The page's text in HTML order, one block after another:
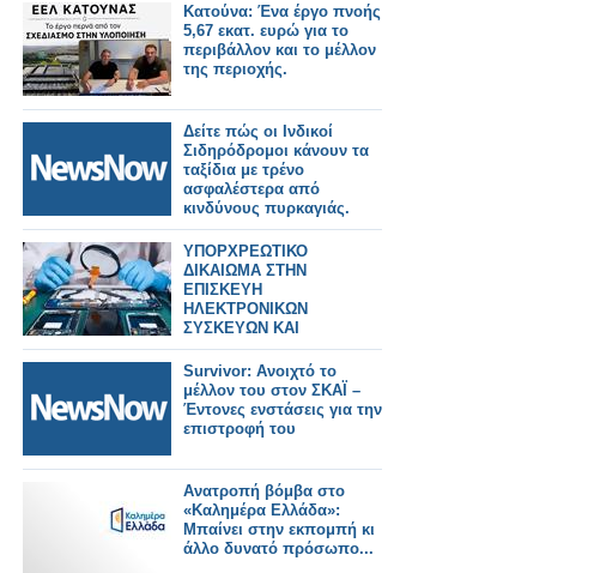
Κατούνα: Ένα έργο πνοής
5,67 εκατ. ευρώ για το
περιβάλλον και το μέλλον
της περιοχής.
Δείτε πώς οι Ινδικοί
Σιδηρόδρομοι κάνουν τα
ταξίδια με τρένο
ασφαλέστερα από
κινδύνους πυρκαγιάς.
ΥΠΟΡΧΡΕΩΤΙΚΟ
ΔΙΚΑΙΩΜΑ ΣΤΗΝ
ΕΠΙΣΚΕΥΗ
ΗΛΕΚΤΡΟΝΙΚΩΝ
ΣΥΣΚΕΥΩΝ ΚΑΙ
SPARTPHONES ΣΤΗΝ
ΕΛΛΑΔΑ
Survivor: Ανοιχτό το
μέλλον του στον ΣΚΑΪ –
Έντονες ενστάσεις για την
επιστροφή του
Ανατροπή βόμβα στο
«Καλημέρα Ελλάδα»:
Μπαίνει στην εκπομπή κι
άλλο δυνατό πρόσωπο...